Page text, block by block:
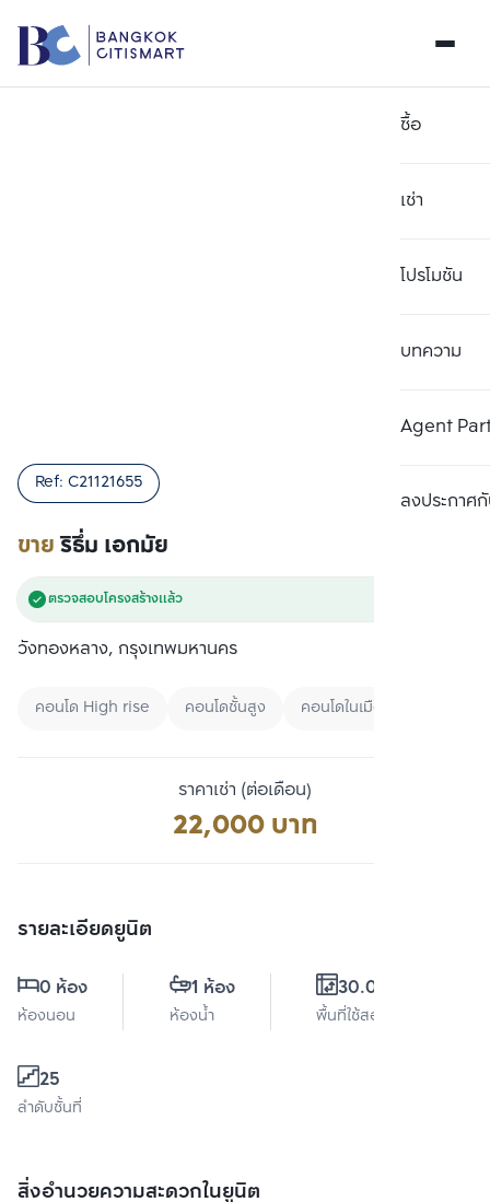
ซื้อ
เช่า
โปรโมชัน
บทความ
Agent
ลงประกาศกั
ขายริธึ่ม เอกมัย
Ref: C21121655
ตรวจสอบโครงสร้างแล้ว
วังทองหลาง, กรุงเทพมหานคร
คอนโด High rise คอนโดชั้นสูง คอนโดในเมือง
ราคาเช่า (ต่อเดือน)
22,000 บาท
รายละเอียดยูนิต
0 ห้อง
ห้องนอน
1 ห้อง
ห้องน้ำ
30.08 ตร.ม.
พื้นที่ใช้สอย
25
ลำดับชั้นที่
สิ่งอำนวยความสะดวกในยูนิต